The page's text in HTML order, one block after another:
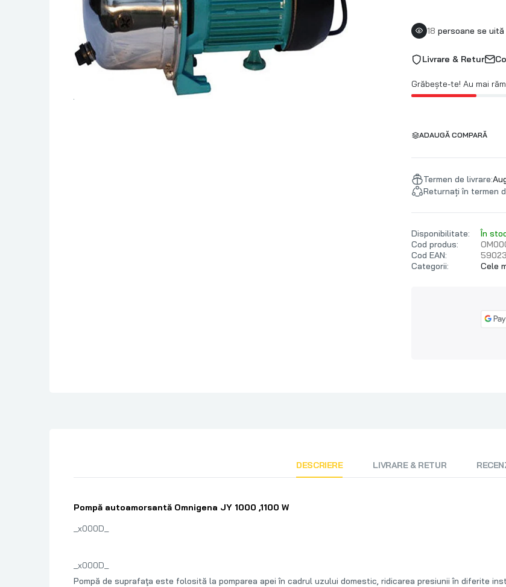
18 persoane se
Livrare & Retur
Grăbește-te! Au mai
ADAUGĂ COMPARĂ
Termen de livrare:
Returnați în termen
Disponibilitate:
În
Cod produs:
Cod EAN:
Categorii:
Cele
DESCRIERE LIVRARE & RETUR
Pompă autoamorsantă Omnigena JY 1000 ,1100 W
_x000D_
_x000D_
Pompă de suprafaţa este folosită la pomparea apei în cadrul uzului domestic, ridicarea presiunii în diferite